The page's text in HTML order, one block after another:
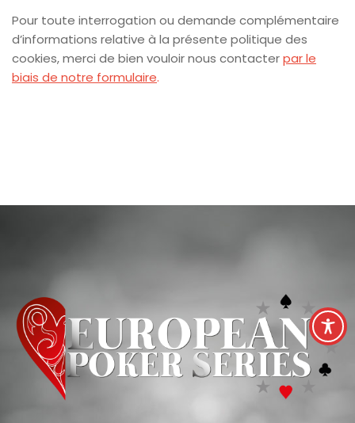
Pour toute interrogation ou demande complémentaire
d’informations relative à la présente politique des
cookies, merci de bien vouloir nous contacterpar le
biais de notre formulaire.